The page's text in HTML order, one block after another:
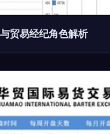
贸易经纪角色解析